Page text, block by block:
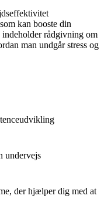
kan booste din
rådgivning om
man undgår stress og
undervejs
der hjælper dig med at